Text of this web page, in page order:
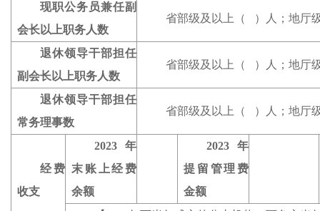
现职公务员兼任副
会长以上职务人数
省部级及以上（ ）人；地厅
退休领导干部担任
副会长以上职务人数
省部级及以上（ ）人；地厅
退休领导干部担任
常务理事数
省部级及以上（ ）人；地厅
经费
收支
2023 年
末账上经费
余额
2023 年
提留管理费
金额